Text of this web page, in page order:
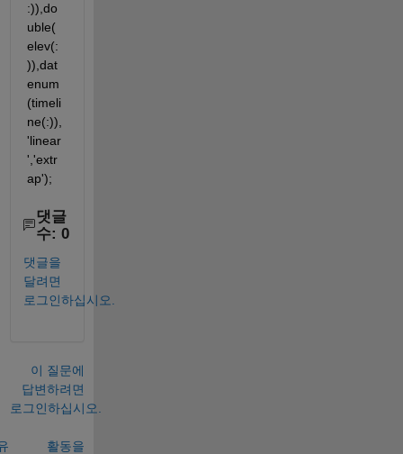
:)),do
uble(
elev(:
)),dat
enum
(timeli
ne(:)),
'linear
','extr
ap');
댓글
수: 0
댓글을
달려면
로그인하십시오.
이 질문에
답변하려면
로그인하십시오.
활동을